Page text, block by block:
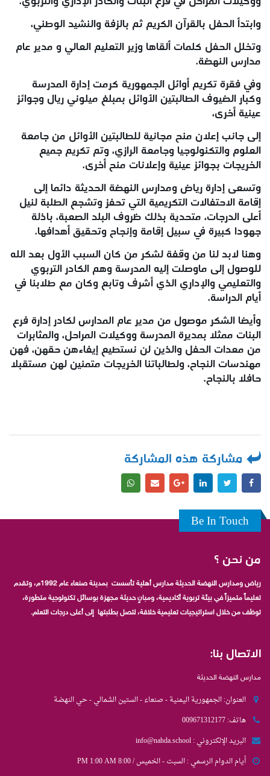
وابتدأ الحفل بالقرآن الكريم ثم بالزفة والنشيد الوطني،
وتخلل الحفل كلمات ألقاها وزير التعليم العالي و مدير عام
مدارس النهضة.
وفي فقرة تكريم أوائل الجمهورية كرمت إدارة المدرسة
وكبار الضيوف الطالبتين الأوائل بمبلغ ميلوني ريال وجوائز
عينية أخرى،
إلى جانب إعلان منح مجانية للطالبتين الأوائل من جامعة
العلوم والتكنولوجيا وجامعة الرازي، وتم تكريم جميع
الخريجات بجوائز عينية وإعلانات منح أخرى.
وتسعى إدارة رياض ومدارس النهضة الحديثة دائما إلى
إقامة الاحتفالات التكريمية التي تحفز وتشجع الطلبة لنيل
أعلى الدرجات، متحدية بذلك ظروف البلد الصعبة، باذلة
جهودا كبيرة في سبيل إقامة وإنجاح وتحقيق أهدافها.
وهنا لابد لنا من وقفة لشكر من كان السبب الأول بعد الله
للوصول إلى ماوصلت إليه المدرسة وهم الكادر التربوي
والتعليمي والإداري الذي أشرف وتابع وكان مع طلابنا في
أيام الدراسة.
وأيضا الشكر موصول من مدير عام المدارس لكادر إدارة فرع
البنات ممثلا بمديرة المدرسة ووكيلات المراحل، والمثابرات
من معدات الحفل والذين لن نستطيع إيفاءهن حقهن، فهن
مهندسات النجاح، ولطالباتنا الخريجات متمنين لهن مستقبلا
حافلا بالنجاح.
مشاركة هذه المشاركة
Be In Touch
من نحن ؟
رياض ومدارس النهضة الحديثة مدارس أهلية تأسست بمدينة صنعاء عام 1992م، وتقدم
تعليماً متميزاً في بيئة تربوية أكاديمية، ومبانٍ حديثة مجهزة بوسائل تكنولوجية متطورة،
توظف من خلال استراتيجيات تعليمية خلاقة، لتصل بطلبتها إلى أعلى درجات التعلم.
الاتصال بنا:
مدارس النهضة الحديثة
العنوان:الجمهورية اليمنية - صنعاء - الستين الشمالي - حي النهضة
هاتف:009671312177
البريد الإلكتروني :info@nahda.school
أيام الدوام الرسمي :السبت - الخميس / 8:00 PM 1:00 AM